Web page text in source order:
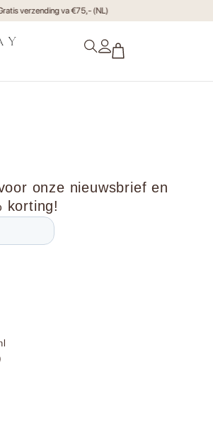
verzending va €75,- (NL)
onze nieuwsbrief en
korting!